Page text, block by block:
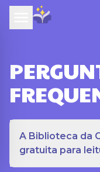
A Biblioteca da
gratuita para